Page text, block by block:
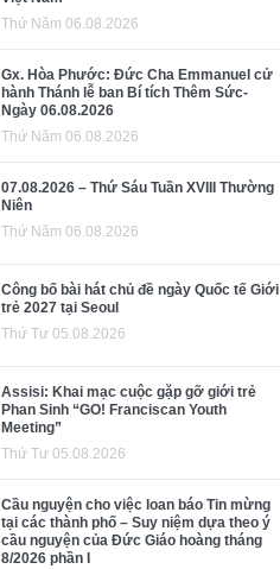
Thứ Năm 06.08.2026
Gx. Hòa Phước: Đức Cha Emmanuel cử
hành Thánh lễ ban Bí tích Thêm Sức-
Ngày 06.08.2026
Thứ Năm 06.08.2026
07.08.2026 – Thứ Sáu Tuần XVIII Thường
Niên
Thứ Năm 06.08.2026
Công bố bài hát chủ đề ngày Quốc tế Giới
trẻ 2027 tại Seoul
Thứ Tư 05.08.2026
Assisi: Khai mạc cuộc gặp gỡ giới trẻ
Phan Sinh “GO! Franciscan Youth
Meeting”
Thứ Tư 05.08.2026
Cầu nguyện cho việc loan báo Tin mừng
tại các thành phố – Suy niệm dựa theo ý
cầu nguyện của Đức Giáo hoàng tháng
8/2026 phần I